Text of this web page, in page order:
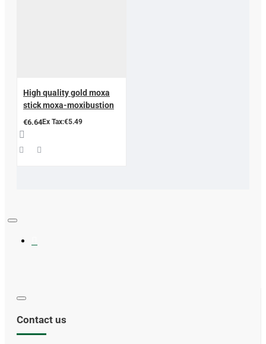
High quality gold moxa
stick moxa-moxibustion
€6.64Ex Tax:€5.49
Contact us